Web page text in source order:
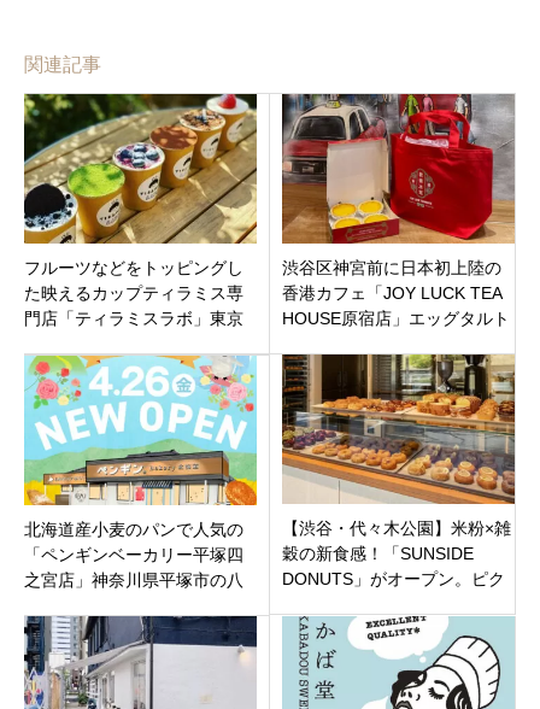
関連記事
フルーツなどをトッピングし
た映えるカップティラミス専
門店「ティラミスラボ」東京
日オープンです。
渋谷区神宮前に日本初上陸の
香港カフェ「JOY LUCK TEA
HOUSE原宿店」エッグタルト
め！
北海道産小麦のパンで人気の
「ペンギンベーカリー平塚四
之宮店」神奈川県平塚市の八
【渋谷・代々木公園】米粉×雑
穀の新食感！「SUNSIDE
DONUTS」がオープン。ピク